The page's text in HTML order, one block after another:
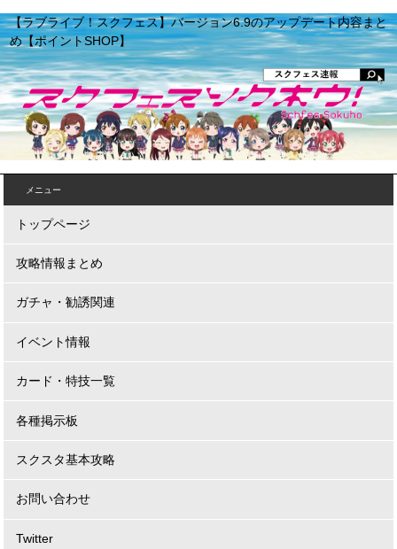
【ラブライブ！スクフェス】バージョン6.9のアップデート内容まと
め【ポイントSHOP】
メニュー
トップページ
攻略情報まとめ
ガチャ・勧誘関連
イベント情報
カード・特技一覧
各種掲示板
スクスタ基本攻略
お問い合わせ
Twitter